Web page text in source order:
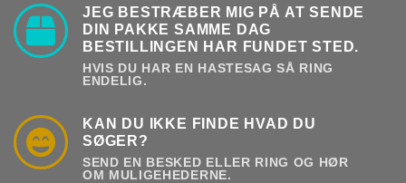
JEG BESTRÆBER MIG PÅ AT SENDE
DIN PAKKE SAMME DAG
BESTILLINGEN HAR FUNDET STED.
HVIS DU HAR EN HASTESAG SÅ RING
ENDELIG.
KAN DU IKKE FINDE HVAD DU
SØGER?
SEND EN BESKED ELLER RING OG HØR
OM MULIGEHEDERNE.